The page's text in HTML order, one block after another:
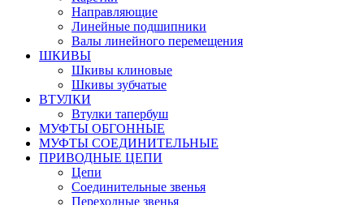
Направляющие
Линейные подшипники
Валы линейного перемещения
ШКИВЫ
Шкивы клиновые
Шкивы зубчатые
ВТУЛКИ
Втулки тапербуш
МУФТЫ ОБГОННЫЕ
МУФТЫ СОЕДИНИТЕЛЬНЫЕ
ПРИВОДНЫЕ ЦЕПИ
Цепи
Соединительные звенья
Переходные звенья